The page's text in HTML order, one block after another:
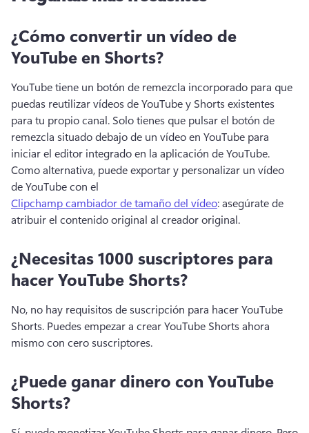
¿Cómo convertir un vídeo de
YouTube en Shorts?
YouTube tiene un botón de remezcla incorporado para que
puedas reutilizar vídeos de YouTube y Shorts existentes
para tu propio canal. Solo tienes que pulsar el botón de
remezcla situado debajo de un vídeo en YouTube para
Como alternativa, puede exportar y personalizar un vídeo
de YouTube con el
Clipchamp cambiador de tamaño del vídeo: asegúrate de
atribuir el contenido original al creador original.
¿Necesitas 1000 suscriptores para
hacer YouTube Shorts?
No, no hay requisitos de suscripción para hacer YouTube
Shorts. Puedes empezar a crear YouTube Shorts ahora
mismo con cero suscriptores.
¿Puede ganar dinero con YouTube
Shorts?